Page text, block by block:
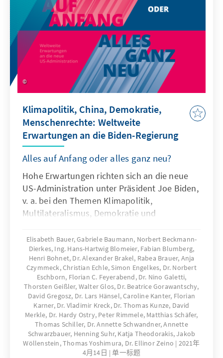
Klimapolitik, China, Demokratie,
Menschenrechte: Weltweite
Erwartungen an die Biden-Regierung
Alles auf Anfang oder alles ganz neu?
Hohe Erwartungen richten sich an die neue
US-Administration unter Präsident Joe Biden,
v. a. bei den Themen Klimapolitik,
Multilateralismus, Demokratie und
neuen Regierung der USA erwartet? Die
Auslandsmitarbeiterinnen und
Auslandsmitarbeiter der Konrad-
AdenauerStiftung haben sich in ausgewählten
Ländern in Europa, Nordamerika, Afrika,
Asien, Lateinamerika und im Nahen Osten die
wichtigen Trends genauer angesehen.
Elisabeth Bauer, Gabriele Baumann, Norbert Beckmann-
Dierkes, Ing. Hans-Hartwig Blomeier, Fabian Blumberg,
Henri Bohnet, Dr. Alexander Brakel, Rabea Brauer, Anja
Czymmeck, Christian Echle, Simon Engelkes, Dr. Norbert
Eschborn, Florian C. Feyerabend, Dr. Nino Galetti,
Thorsten Geißler, Walter Glos, Dr. Beatrice Gorawantschy,
David Gregosz, Dr. Lars Hänsel, Caroline Kanter, Florian
Karner, Dr. Vladimir Kreck, Dr. Thomas Kunze, David
Merkle, Dr. Hardy Ostry, Peter Rimmele, Matthias Schäfer,
Thomas Schiller, Dr. Annette Schwandner, Annette
Schwarzbauer, Henning Suhr, Katja Theodorakis, Jakob
Wöllenstein, Thomas Yoshimura, Dr. Ellinor Zeino
2021年
4月14日
单一标题